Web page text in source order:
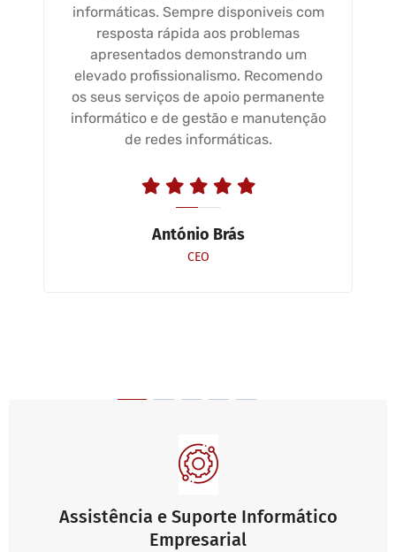
informáticas. Sempre disponiveis com
resposta rápida aos problemas
apresentados demonstrando um
elevado profissionalismo. Recomendo
os seus serviços de apoio permanente
informático e de gestão e manutenção
de redes informáticas.
António Brás
CEO
Assistência e Suporte Informático
Empresarial